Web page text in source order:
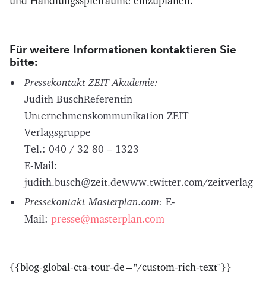
Für weitere Informationen kontaktieren Sie
bitte:
Pressekontakt ZEIT Akademie:
Judith BuschReferentin
Unternehmenskommunikation ZEIT
Verlagsgruppe
Tel.: 040 / 32 80 – 1323
E-Mail:
judith.busch@zeit.dewww.twitter.com/zeitverlag
Pressekontakt Masterplan.com: E-
Mail: presse@masterplan.com
{{blog-global-cta-tour-de="/custom-rich-text"}}